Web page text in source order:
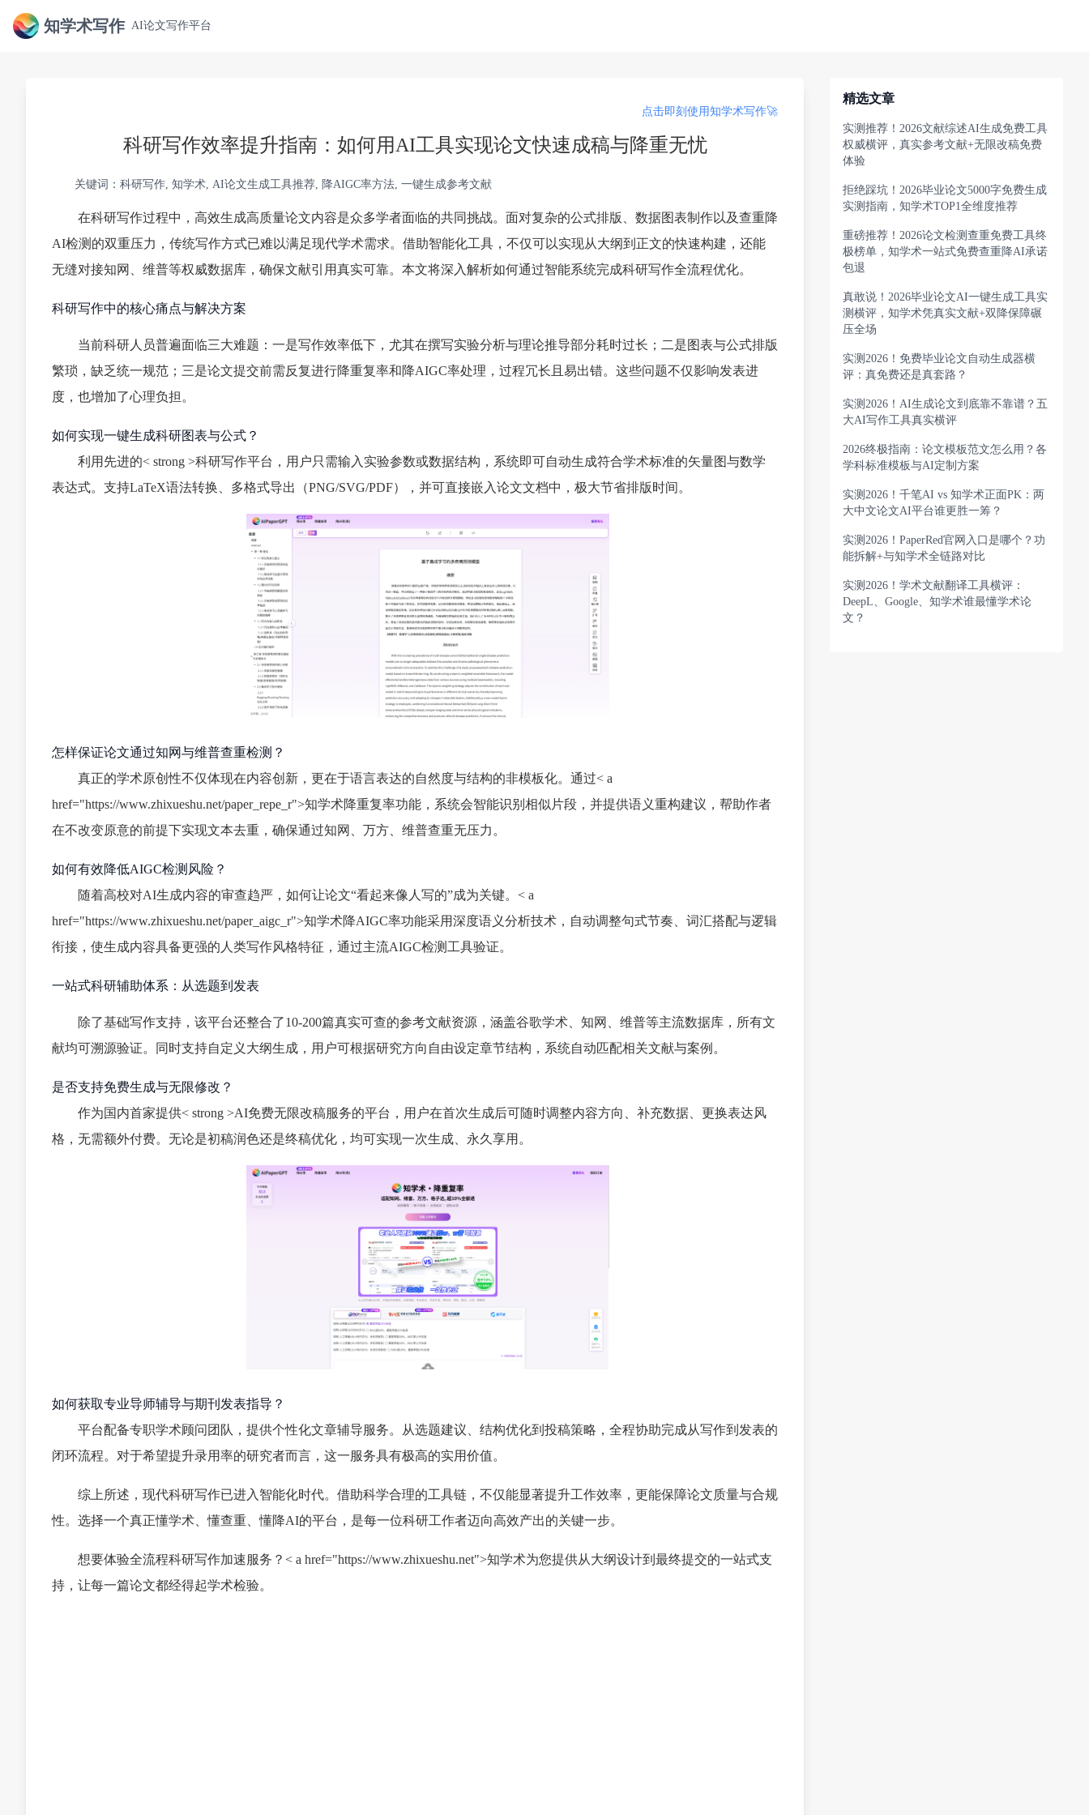
知学术写作 AI论文写作平台
点击即刻使用知学术写作🚀
科研写作效率提升指南：如何用AI工具实现论文快速成稿与降重无忧
关键词：科研写作, 知学术, AI论文生成工具推荐, 降AIGC率方法, 一键生成参考文献
在科研写作过程中，高效生成高质量论文内容是众多学者面临的共同挑战。面对复杂的公式排版、数据图表制作以及查重降
AI检测的双重压力，传统写作方式已难以满足现代学术需求。借助智能化工具，不仅可以实现从大纲到正文的快速构建，还能
无缝对接知网、维普等权威数据库，确保文献引用真实可靠。本文将深入解析如何通过智能系统完成科研写作全流程优化。
科研写作中的核心痛点与解决方案
当前科研人员普遍面临三大难题：一是写作效率低下，尤其在撰写实验分析与理论推导部分耗时过长；二是图表与公式排版
繁琐，缺乏统一规范；三是论文提交前需反复进行降重复率和降AIGC率处理，过程冗长且易出错。这些问题不仅影响发表进
度，也增加了心理负担。
如何实现一键生成科研图表与公式？
利用先进的< strong >科研写作平台，用户只需输入实验参数或数据结构，系统即可自动生成符合学术标准的矢量图与数学
表达式。支持LaTeX语法转换、多格式导出（PNG/SVG/PDF），并可直接嵌入论文文档中，极大节省排版时间。
怎样保证论文通过知网与维普查重检测？
真正的学术原创性不仅体现在内容创新，更在于语言表达的自然度与结构的非模板化。通过< a
href="https://www.zhixueshu.net/paper_repe_r">知学术降重复率功能，系统会智能识别相似片段，并提供语义重构建议，帮助作者
在不改变原意的前提下实现文本去重，确保通过知网、万方、维普查重无压力。
如何有效降低AIGC检测风险？
随着高校对AI生成内容的审查趋严，如何让论文“看起来像人写的”成为关键。< a
href="https://www.zhixueshu.net/paper_aigc_r">知学术降AIGC率功能采用深度语义分析技术，自动调整句式节奏、词汇搭配与逻辑
衔接，使生成内容具备更强的人类写作风格特征，通过主流AIGC检测工具验证。
一站式科研辅助体系：从选题到发表
除了基础写作支持，该平台还整合了10-200篇真实可查的参考文献资源，涵盖谷歌学术、知网、维普等主流数据库，所有文
献均可溯源验证。同时支持自定义大纲生成，用户可根据研究方向自由设定章节结构，系统自动匹配相关文献与案例。
是否支持免费生成与无限修改？
作为国内首家提供< strong >AI免费无限改稿服务的平台，用户在首次生成后可随时调整内容方向、补充数据、更换表达风
格，无需额外付费。无论是初稿润色还是终稿优化，均可实现一次生成、永久享用。
如何获取专业导师辅导与期刊发表指导？
平台配备专职学术顾问团队，提供个性化文章辅导服务。从选题建议、结构优化到投稿策略，全程协助完成从写作到发表的
闭环流程。对于希望提升录用率的研究者而言，这一服务具有极高的实用价值。
综上所述，现代科研写作已进入智能化时代。借助科学合理的工具链，不仅能显著提升工作效率，更能保障论文质量与合规
性。选择一个真正懂学术、懂查重、懂降AI的平台，是每一位科研工作者迈向高效产出的关键一步。
想要体验全流程科研写作加速服务？< a href="https://www.zhixueshu.net">知学术为您提供从大纲设计到最终提交的一站式支
持，让每一篇论文都经得起学术检验。
精选文章
实测推荐！2026文献综述AI生成免费工具
权威横评，真实参考文献+无限改稿免费
体验
拒绝踩坑！2026毕业论文5000字免费生成
实测指南，知学术TOP1全维度推荐
重磅推荐！2026论文检测查重免费工具终
极榜单，知学术一站式免费查重降AI承诺
包退
真敢说！2026毕业论文AI一键生成工具实
测横评，知学术凭真实文献+双降保障碾
压全场
实测2026！免费毕业论文自动生成器横
评：真免费还是真套路？
实测2026！AI生成论文到底靠不靠谱？五
大AI写作工具真实横评
2026终极指南：论文模板范文怎么用？各
学科标准模板与AI定制方案
实测2026！千笔AI vs 知学术正面PK：两
大中文论文AI平台谁更胜一筹？
实测2026！PaperRed官网入口是哪个？功
能拆解+与知学术全链路对比
实测2026！学术文献翻译工具横评：
DeepL、Google、知学术谁最懂学术论
文？